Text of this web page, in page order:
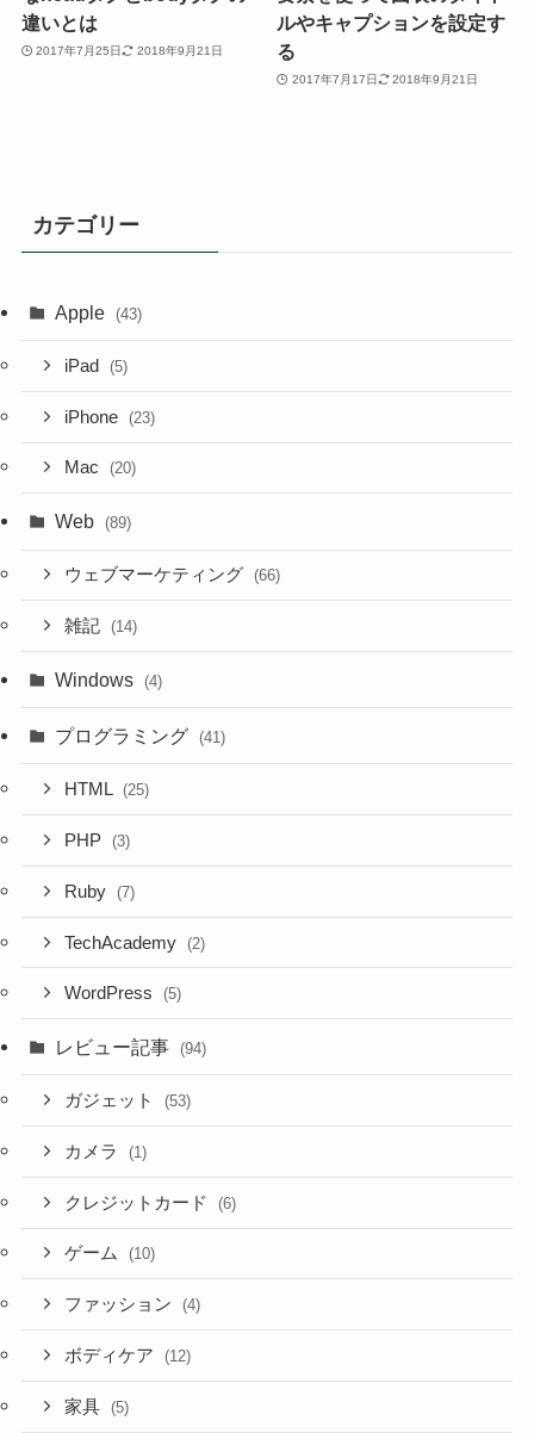
違いとは
2017年7月25日 2018年9月21日
ルやキャプションを設定す
る
2017年7月17日 2018年9月21日
カテゴリー
Apple (43)
iPad (5)
iPhone (23)
Mac (20)
Web (89)
ウェブマーケティング (66)
雑記 (14)
Windows (4)
プログラミング (41)
HTML (25)
PHP (3)
Ruby (7)
TechAcademy (2)
WordPress (5)
レビュー記事 (94)
ガジェット (53)
カメラ (1)
クレジットカード (6)
ゲーム (10)
ファッション (4)
ボディケア (12)
家具 (5)